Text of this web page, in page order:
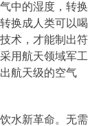
中的湿度，转换
换成人类可以喝
术，才能制出符
用航天领域军工
航天级的空气
水新革命。无需